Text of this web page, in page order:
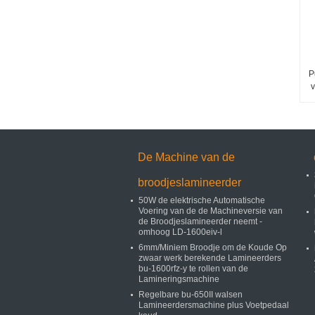
De Machine van de
broodjeslamineerder
50W de elektrische Automatische
Voering van de de Machineversie van
de Broodjeslamineerder neemt -
omhoog LD-1600eiv-l
6mm/Miniem Broodje om de Koude Op
zwaar werk berekende Lamineerders
bu-1600rfz-y te rollen van de
Lamineringsmachine
Regelbare bu-650II walsen
Lamineerdersmachine plus Voetpedaal